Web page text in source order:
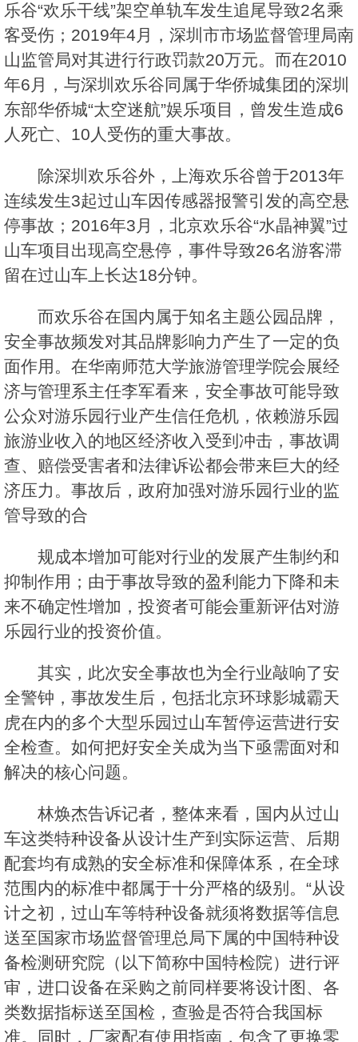
乐谷“欢乐干线”架空单轨车发生追尾导致2名乘
客受伤；2019年4月，深圳市市场监督管理局南
山监管局对其进行行政罚款20万元。而在2010
年6月，与深圳欢乐谷同属于华侨城集团的深圳
东部华侨城“太空迷航”娱乐项目，曾发生造成6
人死亡、10人受伤的重大事故。
除深圳欢乐谷外，上海欢乐谷曾于2013年
连续发生3起过山车因传感器报警引发的高空悬
停事故；2016年3月，北京欢乐谷“水晶神翼”过
山车项目出现高空悬停，事件导致26名游客滞
留在过山车上长达18分钟。
而欢乐谷在国内属于知名主题公园品牌，
安全事故频发对其品牌影响力产生了一定的负
面作用。在华南师范大学旅游管理学院会展经
济与管理系主任李军看来，安全事故可能导致
公众对游乐园行业产生信任危机，依赖游乐园
旅游业收入的地区经济收入受到冲击，事故调
查、赔偿受害者和法律诉讼都会带来巨大的经
济压力。事故后，政府加强对游乐园行业的监
管导致的合
规成本增加可能对行业的发展产生制约和
抑制作用；由于事故导致的盈利能力下降和未
来不确定性增加，投资者可能会重新评估对游
乐园行业的投资价值。
其实，此次安全事故也为全行业敲响了安
全警钟，事故发生后，包括北京环球影城霸天
虎在内的多个大型乐园过山车暂停运营进行安
全检查。如何把好安全关成为当下亟需面对和
解决的核心问题。
林焕杰告诉记者，整体来看，国内从过山
车这类特种设备从设计生产到实际运营、后期
配套均有成熟的安全标准和保障体系，在全球
范围内的标准中都属于十分严格的级别。“从设
计之初，过山车等特种设备就须将数据等信息
送至国家市场监督管理总局下属的中国特种设
备检测研究院（以下简称中国特检院）进行评
审，进口设备在采购之前同样要将设计图、各
类数据指标送至国检，查验是否符合我国标
准。同时，厂家配有使用指南，包含了更换零